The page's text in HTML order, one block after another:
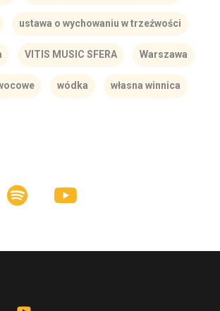
ustawa o wychowaniu w trzeźwości
VITIS MUSIC SFERA Warszawa
wódka własna winnica